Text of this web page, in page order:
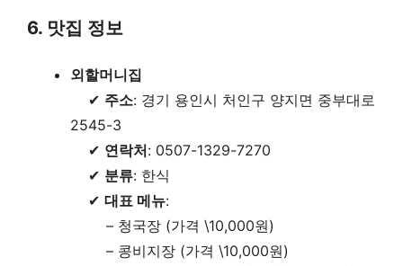
6. 맛집 정보
외할머니집
✔ 주소: 경기 용인시 처인구 양지면 중부대로
2545-3
✔ 연락처: 0507-1329-7270
✔ 분류: 한식
✔ 대표 메뉴:
– 청국장 (가격 \10,000원)
– 콩비지장 (가격 \10,000원)